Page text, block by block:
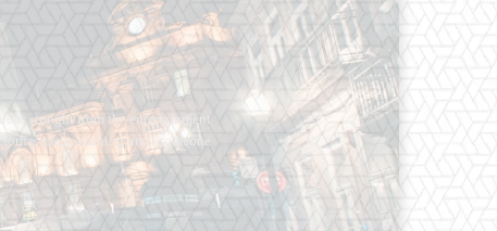
straight from the entertainment
mean nothing until someone